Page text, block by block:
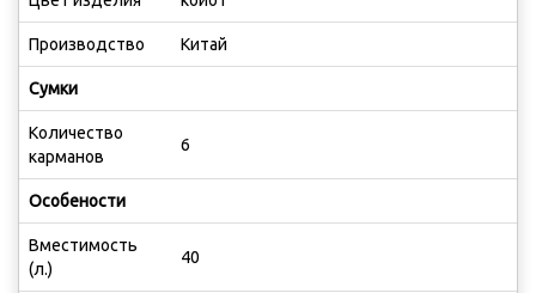
Производство Китай
Сумки
Количество
карманов
6
Особености
Вместимость
(л.)
40